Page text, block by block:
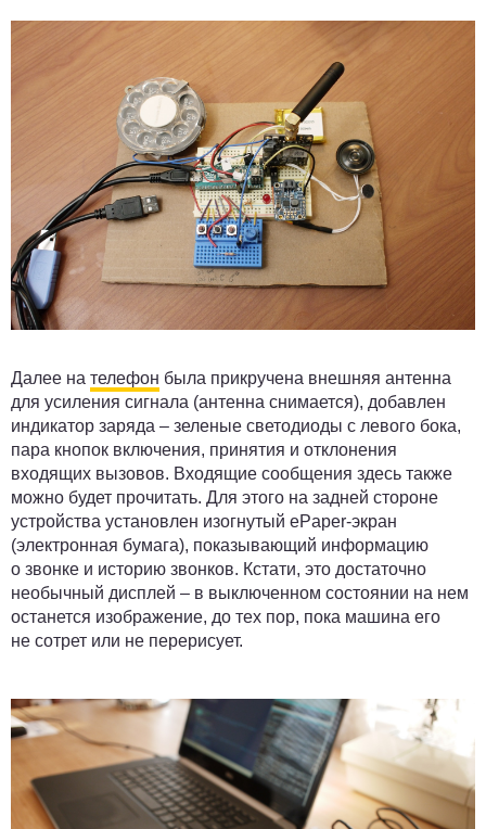
Далее на телефон была прикручена внешняя антенна
для усиления сигнала (антенна снимается), добавлен
индикатор заряда – зеленые светодиоды с левого бока,
пара кнопок включения, принятия и отклонения
входящих вызовов. Входящие сообщения здесь также
можно будет прочитать. Для этого на задней стороне
устройства установлен изогнутый ePaper-экран
(электронная бумага), показывающий информацию
о звонке и историю звонков. Кстати, это достаточно
необычный дисплей – в выключенном состоянии на нем
останется изображение, до тех пор, пока машина его
не сотрет или не перерисует.